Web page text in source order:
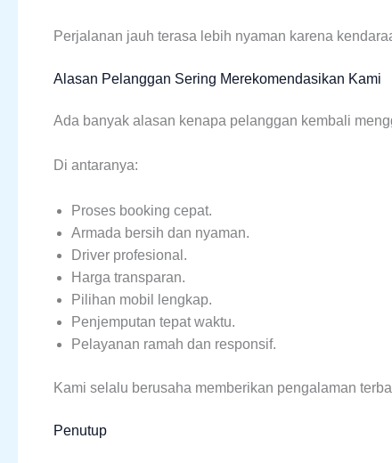
Perjalanan jauh terasa lebih nyaman karena
Alasan Pelanggan Sering Merekomendasikan Kami
Ada banyak alasan kenapa pelanggan kembali
Di antaranya:
Proses booking cepat.
Armada bersih dan nyaman.
Driver profesional.
Harga transparan.
Pilihan mobil lengkap.
Penjemputan tepat waktu.
Pelayanan ramah dan responsif.
Kami selalu berusaha memberikan pengalaman
Penutup